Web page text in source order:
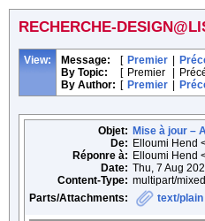
RECHERCHE-
View: Message: [ Premier
By Topic:
[ Premier
By Author: [ Premier
Objet: Mise à jour –
De: Elloumi Hend
Réponre à: Elloumi Hend
Date: Thu, 7 Aug
Content-Type: multipart/mixed
Parts/Attachments:
text/plain